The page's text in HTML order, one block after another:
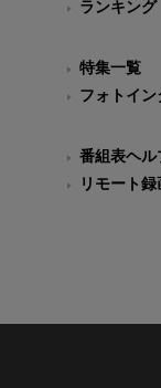
ランキング
特集一覧
フォトイン
番組表ヘル
リモート